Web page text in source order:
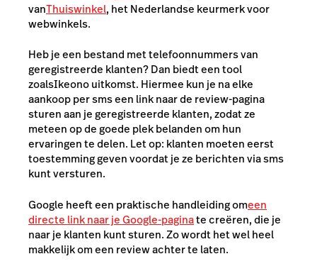
vanThuiswinkel, het Nederlandse keurmerk voor
webwinkels.
Heb je een bestand met telefoonnummers van
geregistreerde klanten? Dan biedt een tool
zoalsIkeonouitkomst. Hiermee kun je na elke
aankoop per sms een link naar de review-pagina
sturen aan je geregistreerde klanten, zodat ze
meteen op de goede plek belanden om hun
ervaringen te delen. Let op: klanten moeten eerst
toestemming geven voordat je ze berichten via sms
kunt versturen.
Google heeft een praktische handleiding omeen
directe link naar je Google-paginate creëren, die je
naar je klanten kunt sturen. Zo wordt het wel heel
makkelijk om een review achter te laten.